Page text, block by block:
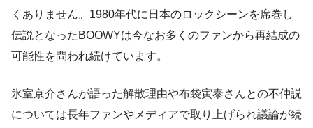
くありません。1980年代に日本のロックシーンを席巻し
伝説となったBOOWYは今なお多くのファンから再結成の
可能性を問われ続けています。
氷室京介さんが語った解散理由や布袋寅泰さんとの不仲説
については長年ファンやメディアで取り上げられ議論が続